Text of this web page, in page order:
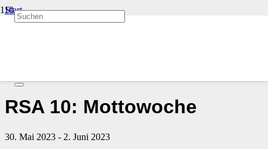
Start
Veranstaltungen
RSA 10: Mottowoche
30. Mai 2023 - 2. Juni 2023